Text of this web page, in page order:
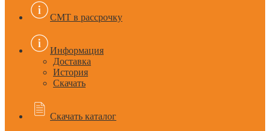
CMT в рассрочку
Информация
Доставка
История
Скачать
Скачать каталог